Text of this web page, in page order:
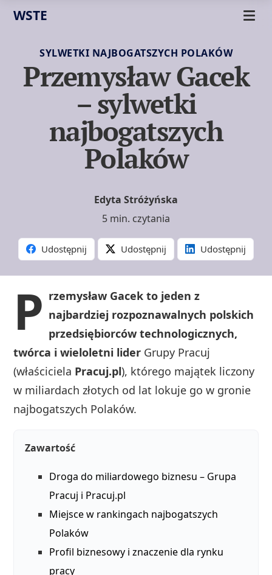
WSTE
SYLWETKI NAJBOGATSZYCH POLAKÓW
Przemysław Gacek
– sylwetki
najbogatszych
Polaków
Edyta Stróżyńska
5 min. czytania
Udostępnij Udostępnij Udostępnij
P rzemysław Gacek to jeden z
najbardziej rozpoznawalnych polskich
przedsiębiorców technologicznych,
twórca i wieloletni lider Grupy Pracuj
(właściciela Pracuj.pl), którego majątek liczony
w miliardach złotych od lat lokuje go w gronie
najbogatszych Polaków.
Zawartość
Droga do miliardowego biznesu – Grupa
Pracuj i Pracuj.pl
Miejsce w rankingach najbogatszych
Polaków
Profil biznesowy i znaczenie dla rynku
pracy